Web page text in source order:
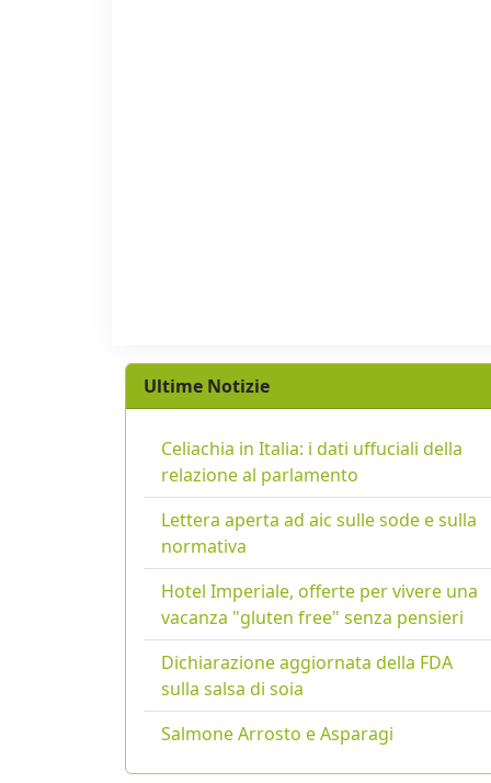
Ultime Notizie
Celiachia in Italia: i dati uffuciali della
relazione al parlamento
Lettera aperta ad aic sulle sode e sulla
normativa
Hotel Imperiale, offerte per vivere una
vacanza "gluten free" senza pensieri
Dichiarazione aggiornata della FDA
sulla salsa di soia
Salmone Arrosto e Asparagi